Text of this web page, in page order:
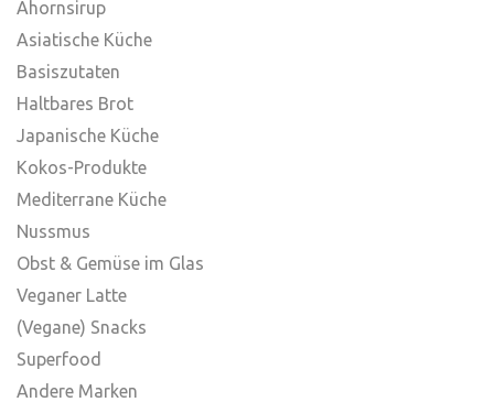
Ahornsirup
Asiatische Küche
Basiszutaten
Haltbares Brot
Japanische Küche
Kokos-Produkte
Mediterrane Küche
Nussmus
Obst & Gemüse im Glas
Veganer Latte
(Vegane) Snacks
Superfood
Andere Marken